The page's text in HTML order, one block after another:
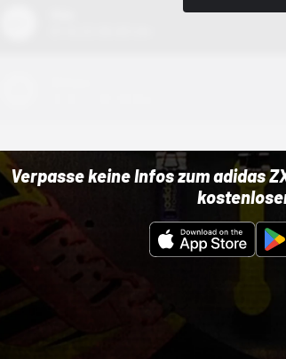
Verpasse keine Infos zum adidas